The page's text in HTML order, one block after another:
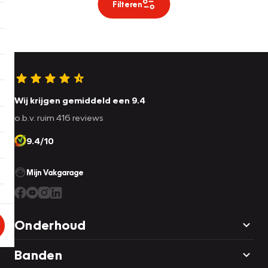
Filteren
Wij krijgen gemiddeld een 9.4
o.b.v. ruim 416 reviews
9.4/10
Mijn Vakgarage
Onderhoud
Banden